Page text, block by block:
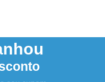
@alianda_oficial
vista no boleto ou pix